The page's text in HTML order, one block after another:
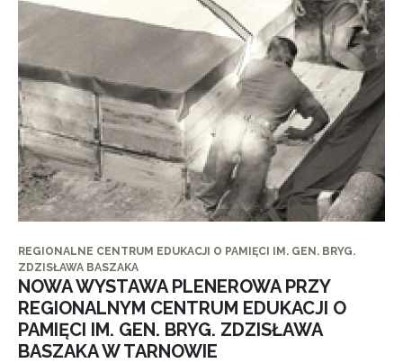
REGIONALNE CENTRUM EDUKACJI O PAMIĘCI IM. GEN. BRYG.
ZDZISŁAWA BASZAKA
NOWA WYSTAWA PLENEROWA PRZY
REGIONALNYM CENTRUM EDUKACJI O
PAMIĘCI IM. GEN. BRYG. ZDZISŁAWA
BASZAKA W TARNOWIE